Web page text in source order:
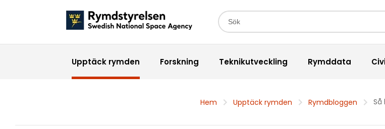
Sökfält
Upptäck rymden Forskning Teknikutveckling Rymddata
Hem Upptäck rymden Rymdbloggen Så